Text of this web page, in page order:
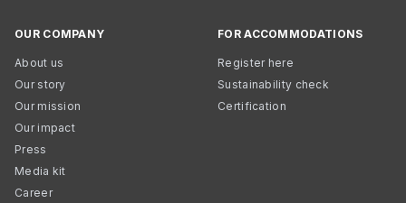
OUR COMPANY
About us
Our story
Our mission
Our impact
Press
Media kit
Career
FOR ACCOMMODATIONS
Register here
Sustainability check
Certification